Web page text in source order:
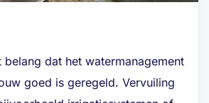
dat het watermanagement
goed is geregeld. Vervuiling